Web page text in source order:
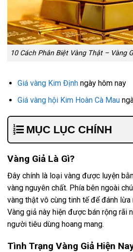
10 Cách Phân Biệt Vàng Thật – Vàng
Giá vàng Kim Địnhngày hôm nay
Giá vàng hội Kim Hoàn Cà Mau
MỤC LỤC CHÍNH
Vàng Giả Là Gì?
Đây chính là loại vàng được luyện
vàng nguyên chất. Phía bên ngoài
vàng thật vô cùng tinh tế để đánh lừa
Vàng giả này hiện được bán rộng rãi
người tiêu dùng hoang mang.
Tình Trạng Vàng Giả Hiện